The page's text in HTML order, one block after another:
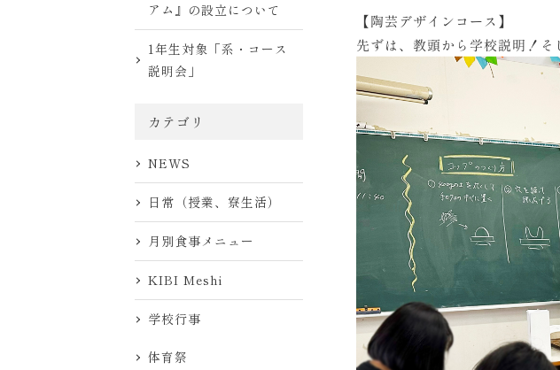
アム』の設立について
1年生対象「系・コース
説明会」
カテゴリ
NEWS
日常（授業、寮生活）
月別食事メニュー
KIBI Meshi
学校行事
体育祭
【陶芸デザインコース】
先ずは、教頭から学校説明！